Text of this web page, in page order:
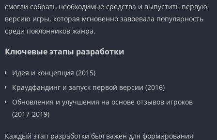
смогли собрать необходимые средства и выпустить первую
версию игры, которая мгновенно завоевала популярность
среди поклонников жанра.
Ключевые этапы разработки
Идея и концепция (2015)
Краудфандинг и запуск первой версии (2016)
Обновления и улучшения на основе отзывов игроков
(2017-2019)
Каждый этап разработки был важен для формирования